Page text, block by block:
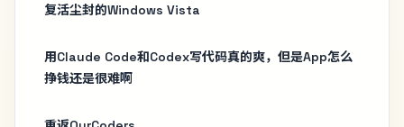
复活尘封的Windows Vista
用Claude Code和Codex写代码真的爽，但是App怎么
挣钱还是很难啊